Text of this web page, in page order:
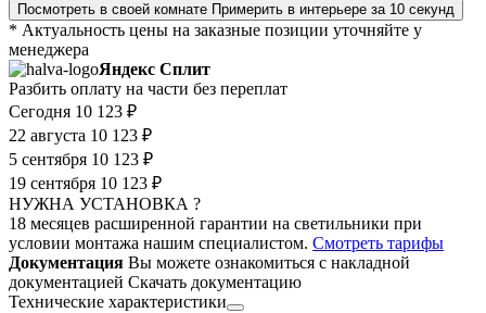
Посмотреть в своей комнате Примерить в интерьере за 10 секунд
* Актуальность цены на заказные позиции уточняйте у
менеджера
Яндекс Сплит
Разбить оплату на части без переплат
Сегодня 10 123 ₽
22 августа 10 123 ₽
5 сентября 10 123 ₽
19 сентября 10 123 ₽
НУЖНА УСТАНОВКА ?
18 месяцев расширенной гарантии на светильники при
условии монтажа нашим специалистом. Смотреть тарифы
Документация Вы можете ознакомиться с накладной
документацией Скачать документацию
Технические характеристики